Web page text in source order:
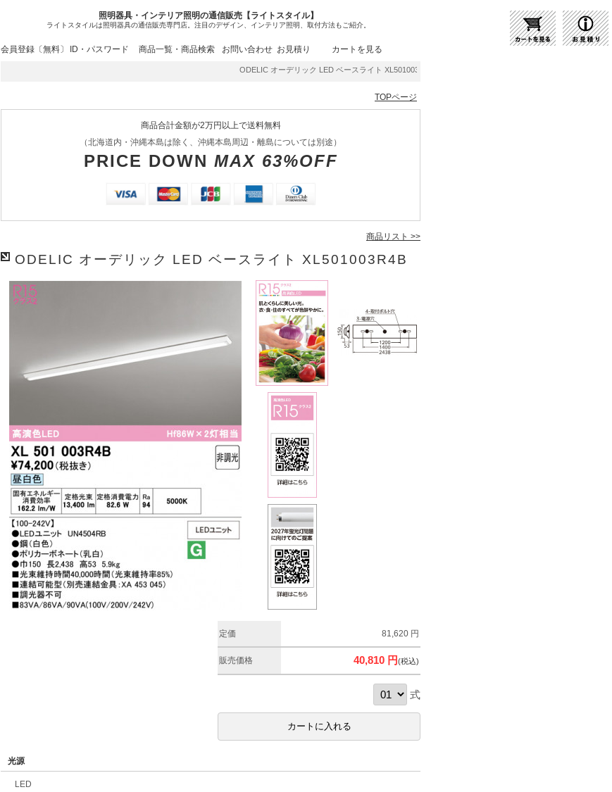
照明器具・インテリア照明の通信販売【ライトスタイル】
ライトスタイルは照明器具の通信販売専門店。注目のデザイン、インテリア照明、取付方法もご紹介。
会員登録〔無料〕 ID・パスワード 商品一覧・商品検索 お問い合わせ お見積り カートを見る
ODELIC オーデリック LED ベースライト XL501003R4B | 商品紹介 | 照明器具の通販・インテリア照明の通信
TOPページ
商品合計金額が2万円以上で送料無料
（北海道内・沖縄本島は除く、沖縄本島周辺・離島については別途）
PRICE DOWN MAX 63%OFF
商品リスト >>
ODELIC オーデリック LED ベースライト XL501003R4B
定価 81,620 円
販売価格 40,810 円(税込)
式
光源
LED